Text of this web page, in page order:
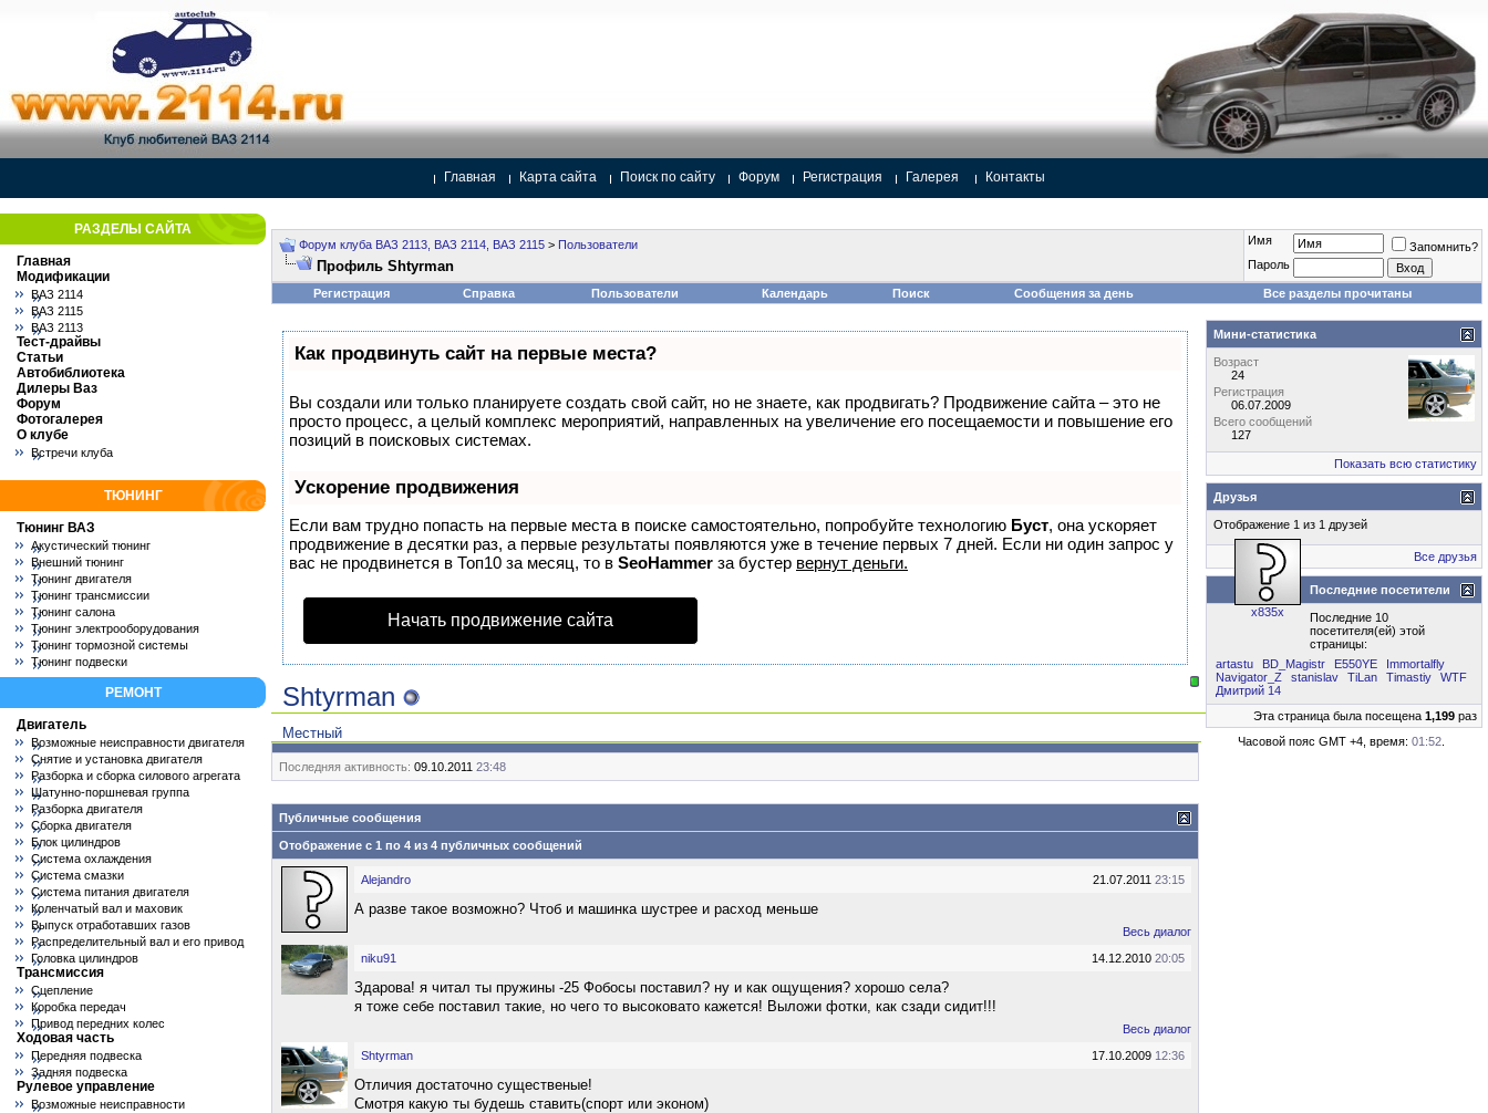
Главная Карта сайта Поиск по сайту Форум Регистрация Галерея Контакты
РАЗДЕЛЫ САЙТА
Главная
Модификации
ВАЗ 2114
ВАЗ 2115
ВАЗ 2113
Тест-драйвы
Статьи
Автобиблиотека
Дилеры Ваз
Форум
Фотогалерея
О клубе
Встречи клуба
ТЮНИНГ
Тюнинг ВАЗ
Акустический тюнинг
Внешний тюнинг
Тюнинг двигателя
Тюнинг трансмиссии
Тюнинг салона
Тюнинг электрооборудования
Тюнинг тормозной системы
Тюнинг подвески
РЕМОНТ
Двигатель
Возможные неисправности двигателя
Снятие и установка двигателя
Разборка и сборка силового агрегата
Шатунно-поршневая группа
Разборка двигателя
Сборка двигателя
Блок цилиндров
Система охлаждения
Система смазки
Система питания двигателя
Коленчатый вал и маховик
Выпуск отработавших газов
Распределительный вал и его привод
Головка цилиндров
Трансмиссия
Сцепление
Коробка передач
Привод передних колес
Ходовая часть
Передняя подвеска
Задняя подвеска
Рулевое управление
Возможные неисправности
Форум клуба ВАЗ 2113, ВАЗ 2114, ВАЗ 2115 > Пользователи
Профиль Shtyrman
Имя
Запомнить?
Пароль
Регистрация Справка Пользователи Календарь Поиск Сообщения за день Все разделы прочитаны
Как продвинуть сайт на первые места?
Вы создали или только планируете создать свой сайт, но не знаете, как продвигать? Продвижение сайта – это не
просто процесс, а целый комплекс мероприятий, направленных на увеличение его посещаемости и повышение его
позиций в поисковых системах.
Ускорение продвижения
Если вам трудно попасть на первые места в поиске самостоятельно, попробуйте технологию Буст, она ускоряет
продвижение в десятки раз, а первые результаты появляются уже в течение первых 7 дней. Если ни один запрос у
вас не продвинется в Топ10 за месяц, то в SeoHammer за бустер вернут деньги.
Начать продвижение сайта
Shtyrman
Местный
Последняя активность: 09.10.2011 23:48
Публичные сообщения
Отображение с 1 по 4 из 4 публичных сообщений
21.07.2011 23:15
Alejandro
А разве такое возможно? Чтоб и машинка шустрее и расход меньше
Весь диалог
14.12.2010 20:05
niku91
Здарова! я читал ты пружины -25 Фобосы поставил? ну и как ощущения? хорошо села?
я тоже себе поставил такие, но чего то высоковато кажется! Выложи фотки, как сзади сидит!!!
Весь диалог
17.10.2009 12:36
Shtyrman
Отличия достаточно существеные!
Смотря какую ты будешь ставить(спорт или эконом)
Мини-статистика
Возраст
24
Регистрация
06.07.2009
Всего сообщений
127
Показать всю статистику
Друзья
Отображение 1 из 1 друзей
x835x
Все друзья
Последние посетители
Последние 10
посетителя(ей) этой
страницы:
artastu
BD_Magistr E550YE
Immortalfly
Navigator_Z
stanislav TiLan Timastiy
WTF
Дмитрий 14
Эта страница была посещена 1,199 раз
Часовой пояс GMT +4, время: 01:52.